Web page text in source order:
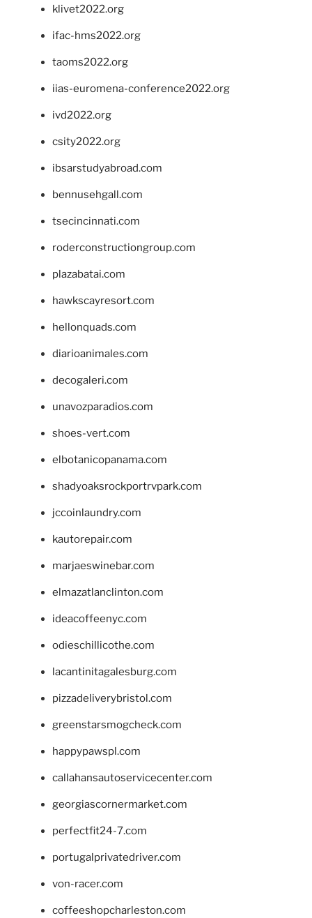
klivet2022.org
ifac-hms2022.org
taoms2022.org
iias-euromena-conference2022.org
ivd2022.org
csity2022.org
ibsarstudyabroad.com
bennusehgall.com
tsecincinnati.com
roderconstructiongroup.com
plazabatai.com
hawkscayresort.com
hellonquads.com
diarioanimales.com
decogaleri.com
unavozparadios.com
shoes-vert.com
elbotanicopanama.com
shadyoaksrockportrvpark.com
jccoinlaundry.com
kautorepair.com
marjaeswinebar.com
elmazatlanclinton.com
ideacoffeenyc.com
odieschillicothe.com
lacantinitagalesburg.com
pizzadeliverybristol.com
greenstarsmogcheck.com
happypawspl.com
callahansautoservicecenter.com
georgiascornermarket.com
perfectfit24-7.com
portugalprivatedriver.com
von-racer.com
coffeeshopcharleston.com